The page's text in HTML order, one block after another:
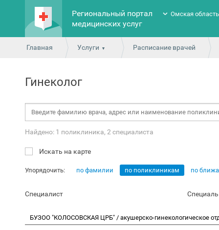
Региональный портал
медицинских услуг
Омская область
Главная Услуги Расписание врачей
Гинеколог
Найдено: 1 поликлиника, 2 специалиста
Искать на карте
Упорядочить: по фамилии по поликлиникам по
Специалист
БУЗОО "КОЛОСОВСКАЯ ЦРБ" / акушерско-гинекологическое